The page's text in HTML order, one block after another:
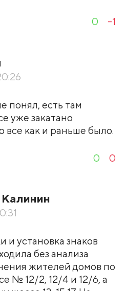
0 -1
понял, есть там
уже закатано
все как и раньше было.
0 0
и установка знаков
без анализа
жителей домов по
№ 12/2, 12/4 и 12/6, а